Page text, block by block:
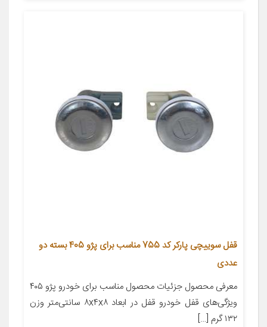
قفل سوییچی پارکر کد 755 مناسب برای پژو 405 بسته دو
عددی
معرفی محصول جزئیات محصول مناسب برای خودرو پژو ۴۰۵
ویژگی‌های قفل خودرو قفل در ابعاد ۸x۴x۸ سانتی‌متر وزن
۱۳۲ گرم […]